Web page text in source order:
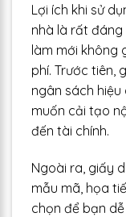
Lợi ích khi sử
nhà là rất
làm mới không
phí. Trước tiên,
ngân sách hiệu
muốn cải tạo
đến tài chính.
Ngoài ra, giấy
mẫu mã, họa
chọn để bạn